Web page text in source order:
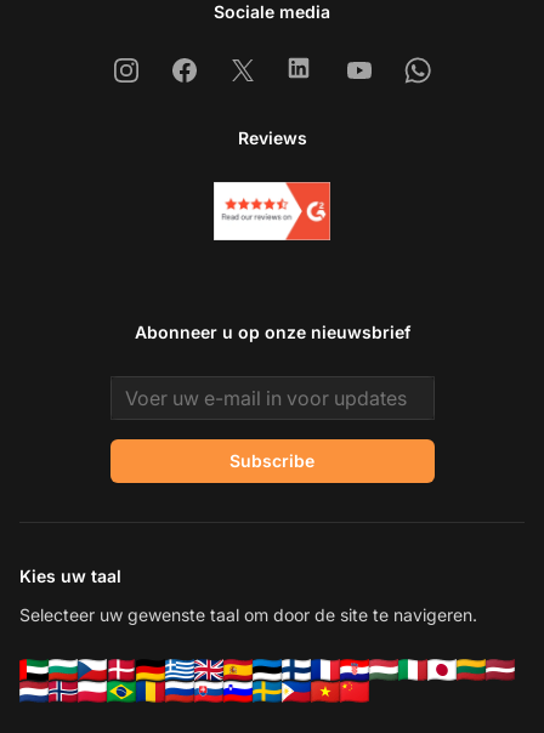
Sociale media
InstagramFacebook
X LinkedinYoutubeWhatsapp
Reviews
Abonneer u op onze nieuwsbrief
Email address
Subscribe
Kies uw taal
Selecteer uw gewenste taal om door de site te navigeren.